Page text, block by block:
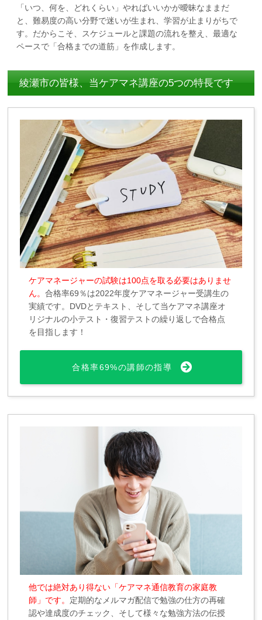
「いつ、何を、どれくらい」やればいいかが曖昧なままだ
と、難易度の高い分野で迷いが生まれ、学習が止まりがちで
す。だからこそ、スケジュールと課題の流れを整え、最適な
ペースで「合格までの道筋」を作成します。
綾瀬市の皆様、当ケアマネ講座の5つの特長です
ケアマネージャーの試験は100点を取る必要はありませ
ん。合格率69％は2022年度ケアマネージャー受講生の
実績です。DVDとテキスト、そして当ケアマネ講座オ
リジナルの小テスト・復習テストの繰り返しで合格点
を目指します！
合格率69%の講師の指導
他では絶対あり得ない「ケアマネ通信教育の家庭教
師」です。 定期的なメルマガ配信で勉強の仕方の再確
認や達成度のチェック、そして様々な勉強方法の伝授